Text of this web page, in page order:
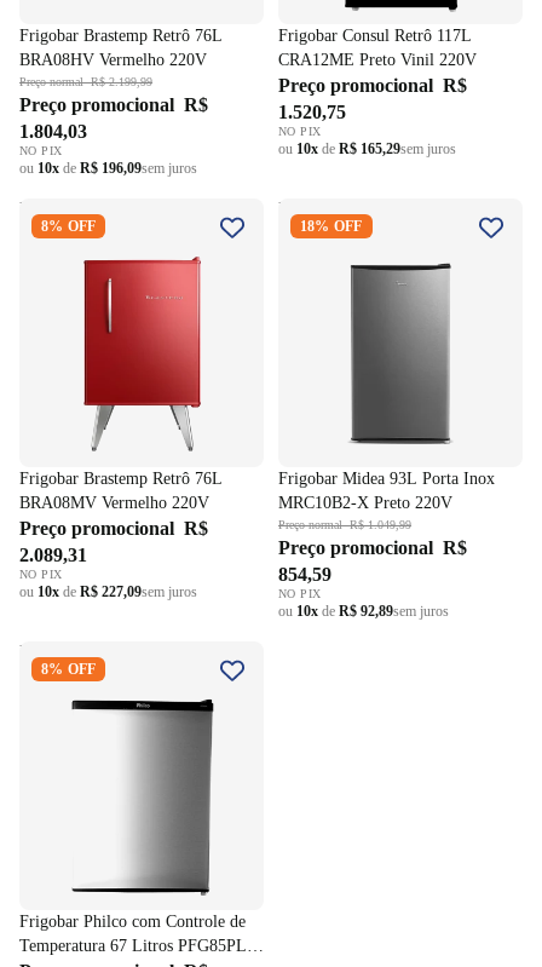
Frigobar Brastemp Retrô 76L
BRA08HV Vermelho 220V
Preço normalR$ 2.199,99
Preço promocional R$
1.804,03
NO PIX
ou 10x de R$ 196,09sem juros
Frigobar Consul Retrô 117L
CRA12ME Preto Vinil 220V
Preço promocional R$
1.520,75
NO PIX
ou 10x de R$ 165,29sem juros
Frigobar Brastemp Retrô 76L
BRA08MV Vermelho 220V
8% OFF
Frigobar Brastemp Retrô 76L
BRA08MV Vermelho 220V
Preço promocional R$
2.089,31
NO PIX
ou 10x de R$ 227,09sem juros
Frigobar Midea 93L Porta Inox
MRC10B2-X Preto 220V
18% OFF
Frigobar Midea 93L Porta Inox
MRC10B2-X Preto 220V
Preço normalR$ 1.049,99
Preço promocional R$
854,59
NO PIX
ou 10x de R$ 92,89sem juros
Frigobar Philco com Controle
de Temperatura 67 Litros
PFG85PL Inox 220V
8% OFF
Frigobar Philco com Controle de
Temperatura 67 Litros PFG85PL